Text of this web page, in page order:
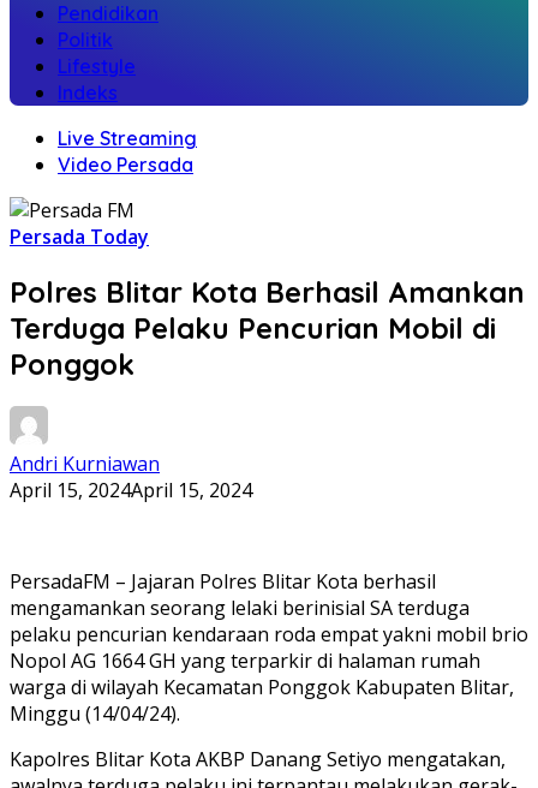
Pendidikan
Politik
Lifestyle
Indeks
Live Streaming
Video Persada
Persada Today
Polres Blitar Kota Berhasil Amankan
Terduga Pelaku Pencurian Mobil di
Ponggok
Andri Kurniawan
April 15, 2024April 15, 2024
PersadaFM – Jajaran Polres Blitar Kota berhasil
mengamankan seorang lelaki berinisial SA terduga
pelaku pencurian kendaraan roda empat yakni mobil brio
Nopol AG 1664 GH yang terparkir di halaman rumah
warga di wilayah Kecamatan Ponggok Kabupaten Blitar,
Minggu (14/04/24).
Kapolres Blitar Kota AKBP Danang Setiyo mengatakan,